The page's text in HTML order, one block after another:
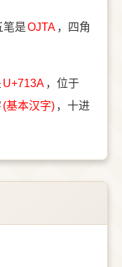
笔是OJTA ，四角
U+713A ，位于
(基本汉字) ，十进